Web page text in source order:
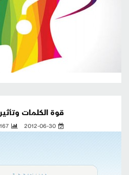
قوة الكلمات
2012-06-30